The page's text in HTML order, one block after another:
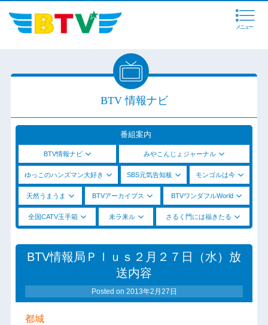
メニュー
BTV 情報ナビ
番組案内
BTV情報ナビ みやこんじょジャーナル
ゆっこのハンズマン大好き SBS元気告知板 モンゴルは今
天然うまうま BTVアーカイブス BTVワンダフルWorld
全国CATV玉手箱 未ラ来ル さるく門には福きたる
BTV情報局Ｐｌｕｓ２月２７日（水）放
送内容
Posted on 2013年2月27日
都城